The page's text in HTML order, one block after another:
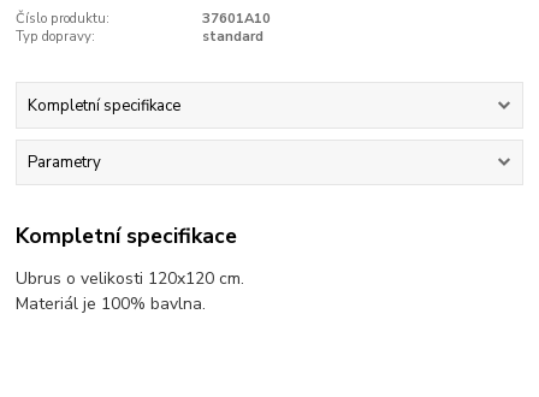
Číslo produktu:
37601A10
Typ dopravy:
standard
Kompletní specifikace
Parametry
Kompletní specifikace
Ubrus o velikosti 120x120 cm.
Materiál je 100% bavlna.